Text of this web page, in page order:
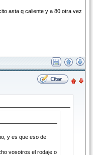
q caliente y a 80 otra vez
y es que eso de
vosotros el rodaje o